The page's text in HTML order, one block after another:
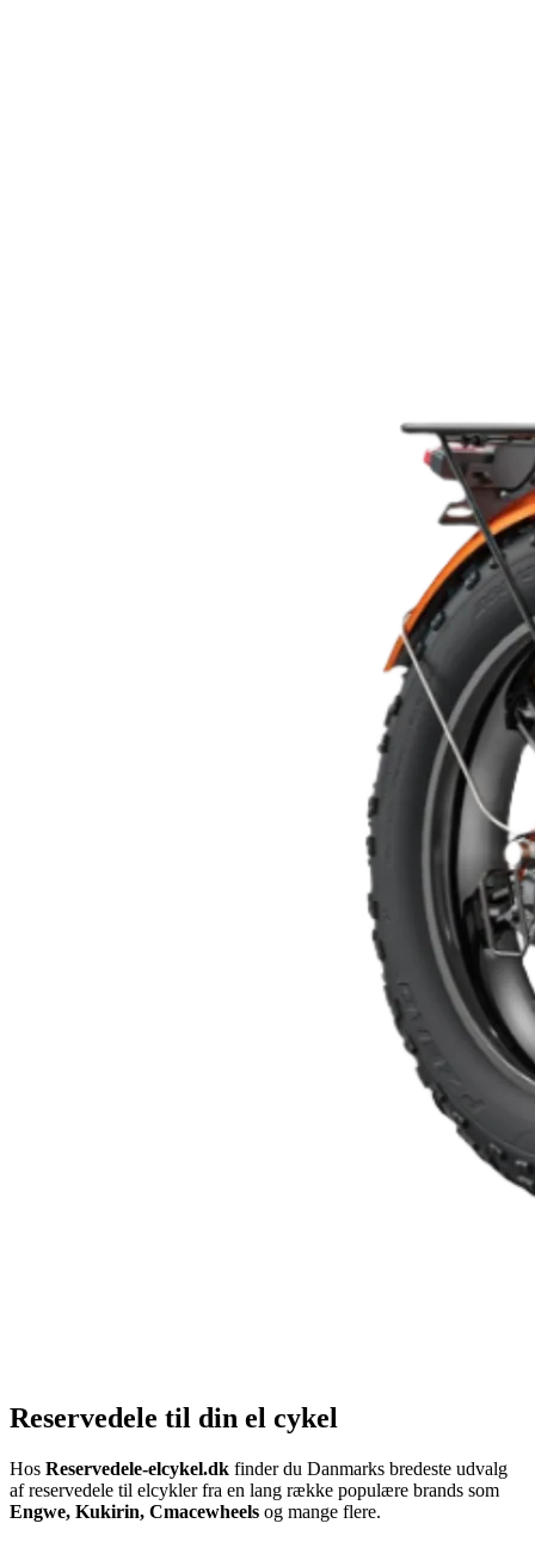
Reservedele til din el cykel
Hos Reservedele-elcykel.dk finder du Danmarks bredeste udvalg
af reservedele til elcykler fra en lang række populære brands som
Engwe, Kukirin, Cmacewheels og mange flere.